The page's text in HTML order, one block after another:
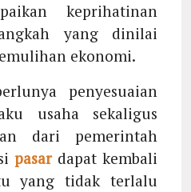
keprihatinan
yang dinilai
ekonomi.
penyesuaian
usaha sekaligus
dari pemerintah
pasardapat kembali
yang tidak terlalu